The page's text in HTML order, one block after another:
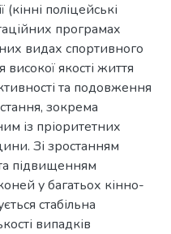
(кінні поліцейські
програмах
видах спортивного
якості життя
та подовження
зокрема
із пріоритетних
Зі зростанням
підвищенням
у багатьох кінно-
стабільна
випадків